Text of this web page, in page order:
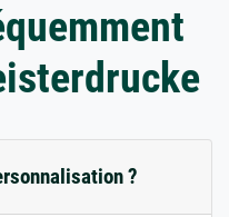
?